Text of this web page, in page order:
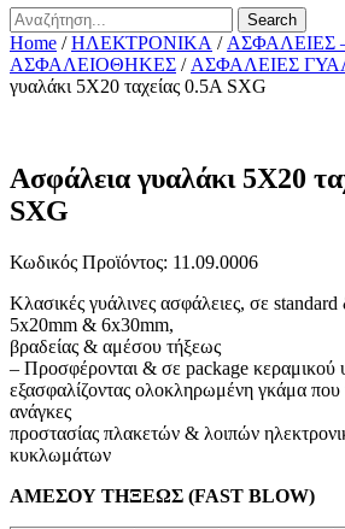
Search
Home /ΗΛΕΚΤΡΟΝΙΚΑ / ΑΣΦΑΛΕΙΕΣ
ΑΣΦΑΛΕΙΟΘΗΚΕΣ / ΑΣΦΑΛΕΙΕΣ
γυαλάκι 5X20 ταχείας 0.5A SXG
Ασφάλεια γυαλάκι 5X20
SXG
Κωδικός Προϊόντος: 11.09.0006
Κλασικές γυάλινες ασφάλειες, σε standard
5x20mm & 6x30mm,
βραδείας & αμέσου τήξεως
– Προσφέρονται & σε package κεραμικού
εξασφαλίζοντας ολοκληρωμένη γκάμα που
ανάγκες
προστασίας πλακετών & λοιπών
κυκλωμάτων
ΑΜΕΣΟΥ ΤΗΞΕΩΣ (FAST BLOW)